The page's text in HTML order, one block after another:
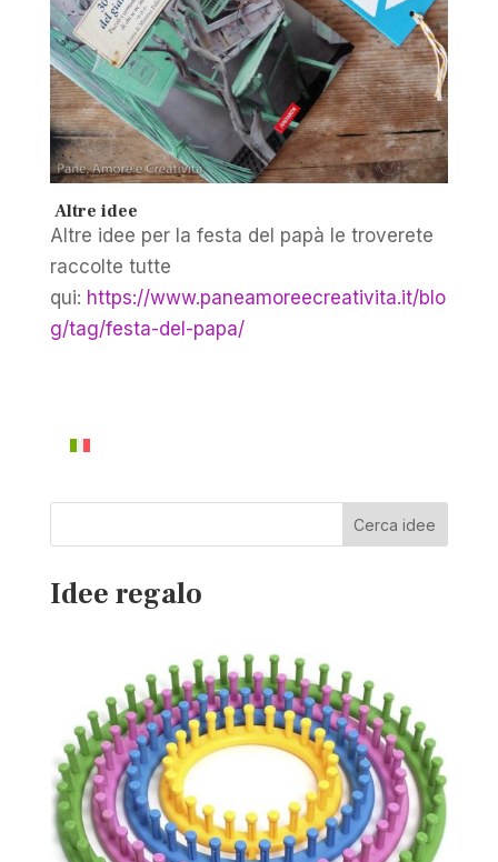
Altre idee
Altre idee per la festa del papà le troverete
raccolte tutte
qui: https://www.paneamoreecreativita.it/blo
g/tag/festa-del-papa/
Cerca idee
Idee regalo